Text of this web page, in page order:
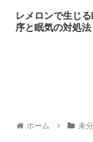
レメロンで生じ
序と眠気の対処法
ホーム 未